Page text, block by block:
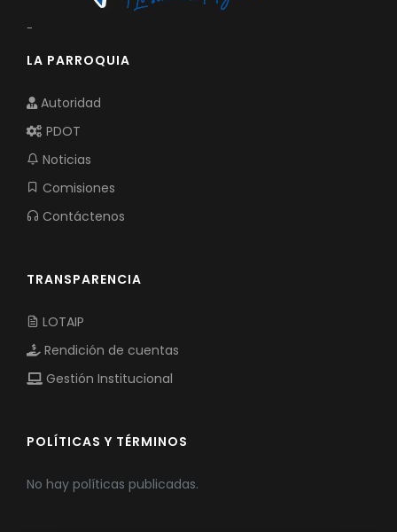
-
LA PARROQUIA
Autoridad
PDOT
Noticias
Comisiones
Contáctenos
TRANSPARENCIA
LOTAIP
Rendición de cuentas
Gestión Institucional
POLÍTICAS Y TÉRMINOS
No hay políticas publicadas.